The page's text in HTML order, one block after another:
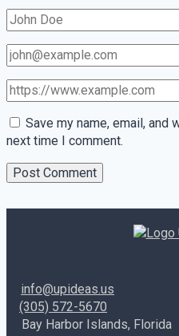
Save my name, email,
next time I comment.
info@upideas.us
(305) 572-5670
Bay Harbor Islands, Florida